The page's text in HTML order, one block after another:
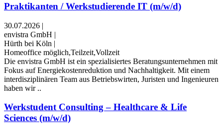
Praktikanten / Werkstudierende IT (m/w/d)
30.07.2026 |
envistra GmbH |
Hürth bei Köln |
Homeoffice möglich,Teilzeit,Vollzeit
Die envistra GmbH ist ein spezialisiertes Beratungsunternehmen mit
Fokus auf Energiekostenreduktion und Nachhaltigkeit. Mit einem
interdisziplinären Team aus Betriebswirten, Juristen und Ingenieuren
haben wir ..
Werkstudent Consulting – Healthcare & Life
Sciences (m/w/d)